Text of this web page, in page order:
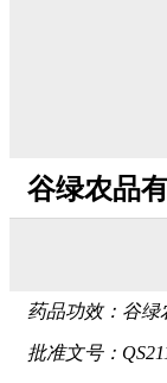
谷绿农品
药品功效：
批准文号：